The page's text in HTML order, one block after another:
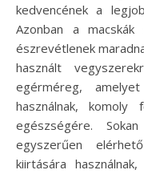
kedvencének a
Azonban a
észrevétlenek
használt
egérméreg,
használnak,
egészségére.
egyszerűen
kiirtására